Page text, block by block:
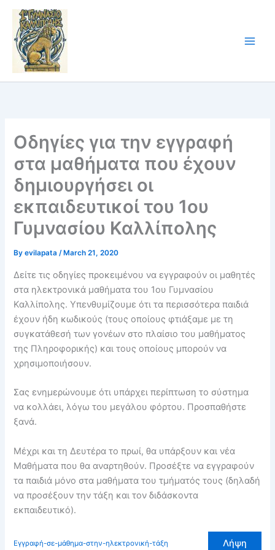
Skip
content
Οδηγίες για την εγγραφή
στα μαθήματα που έχουν
δημιουργήσει οι
εκπαιδευτικοί του 1ου
Γυμνασίου Καλλίπολης
Byevilapata/ March 21, 2020
Δείτε τις οδηγίες προκειμένου να εγγραφούν οι μαθητές
στα ηλεκτρονικά μαθήματα του 1ου Γυμνασίου
Καλλίπολης. Υπενθυμίζουμε ότι τα περισσότερα παιδιά
έχουν ήδη κωδικούς (τους οποίους φτιάξαμε με τη
συγκατάθεσή των γονέων στο πλαίσιο του μαθήματος
της Πληροφορικής) και τους οποίους μπορούν να
χρησιμοποιήσουν.
Σας ενημερώνουμε ότι υπάρχει περίπτωση το σύστημα
να κολλάει, λόγω του μεγάλου φόρτου. Προσπαθήστε
ξανά.
Μέχρι και τη Δευτέρα το πρωί, θα υπάρξουν και νέα
Μαθήματα που θα αναρτηθούν. Προσέξτε να εγγραφούν
τα παιδιά μόνο στα μαθήματα του τμήματός τους (δηλαδή
να προσέξουν την τάξη και τον διδάσκοντα
εκπαιδευτικό).
Εγγραφή-σε-μάθημα-στην-ηλεκτρονική-τάξη Λήψη